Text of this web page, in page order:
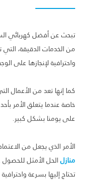
تبحث عن أفضل كهربائي
من الخدمات الدقيقة،
واحترافية لإنجازها على
كما إنها تعد من الأعمال
خاصة عندما يتعلق الأمر
على يومنا بشكل كبير.
الأمر الذي يجعل من
منازلالحل الأمثل
تحتاج إليها بسرعة واحترافية